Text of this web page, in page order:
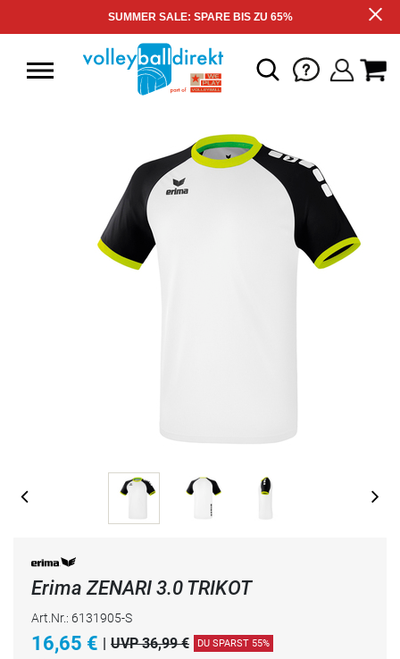
SUMMER SALE: SPARE BIS ZU 65%
Erima ZENARI 3.0 TRIKOT
Art.Nr.: 6131905-S
16,65 € | UVP 36,99 € DU SPARST 55%